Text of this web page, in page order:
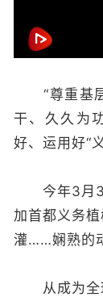
“尊重基层
干、久久为
好、运用好“
今年3月30
加首都义务
灌……娴熟的
从成为全